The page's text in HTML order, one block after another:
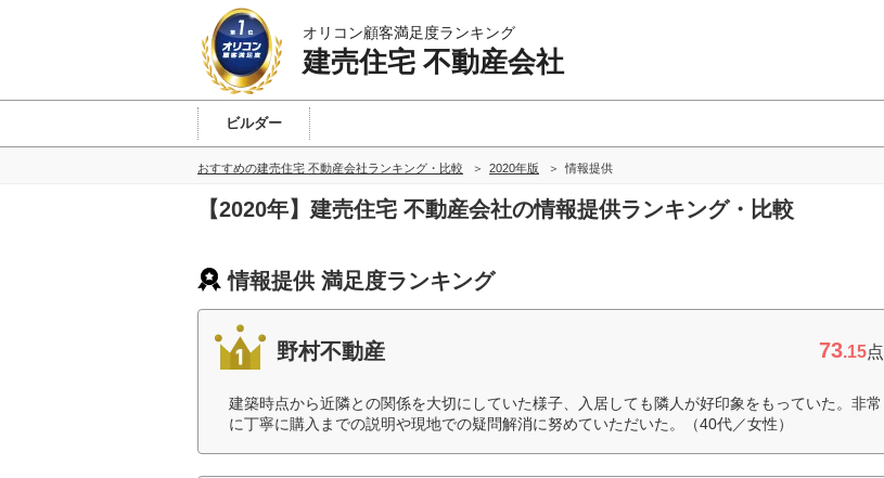
オリコン顧客満足度ランキング
建売住宅 不動産会社
ビルダー
東北
北関東
首都圏
東海
近畿
九州
おすすめの建売住宅 不動産会社ランキング・比較 2020年版 情報提供
【2020年】建売住宅 不動産会社の情報提供ランキング・比較
情報提供 満足度ランキング
野村不動産 73.15点
建築時点から近隣との関係を大切にしていた様子、入居しても隣人が好印象をもっていた。非常
に丁寧に購入までの説明や現地での疑問解消に努めていただいた。（40代／女性）